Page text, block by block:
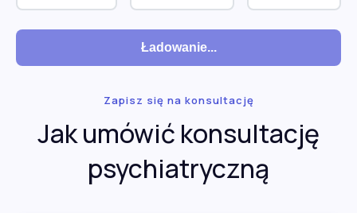
Ładowanie...
Zapisz się na konsultację
Jak umówić konsultację
psychiatryczną